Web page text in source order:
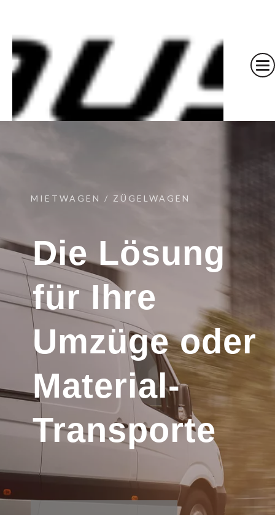
MIETWAGEN / ZÜGELWAGEN
Die Lösung
für Ihre
Umzüge oder
Material-
Transporte